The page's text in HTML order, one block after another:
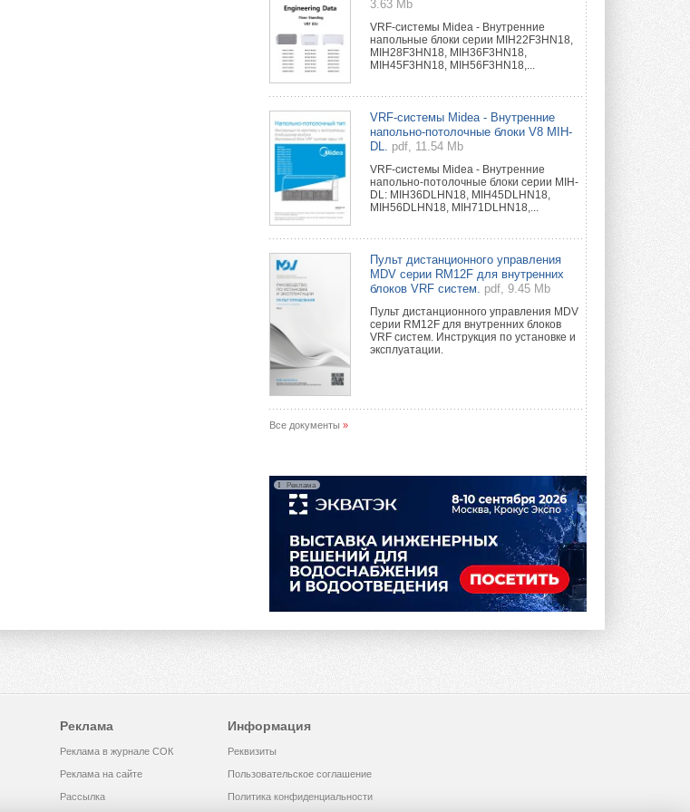
3.63 Mb
VRF-системы Midea - Внутренние
напольные блоки серии MIH22F3HN18,
MIH28F3HN18, MIH36F3HN18,
MIH45F3HN18, MIH56F3HN18,...
VRF-системы Midea - Внутренние
напольно-потолочные блоки V8 MIH-
DL.
pdf, 11.54 Mb
VRF-системы Midea - Внутренние
напольно-потолочные блоки серии MIH-
DL: MIH36DLHN18, MIH45DLHN18,
MIH56DLHN18, MIH71DLHN18,...
Пульт дистанционного управления
MDV серии RM12F для внутренних
блоков VRF систем.
pdf, 9.45 Mb
Пульт дистанционного управления MDV
серии RM12F для внутренних блоков
VRF систем. Инструкция по установке и
эксплуатации.
Все документы »
Реклама
Реклама
Реклама в журнале СОК
Реклама на сайте
Рассылка
Информация
Реквизиты
Пользовательское соглашение
Политика конфиденциальности